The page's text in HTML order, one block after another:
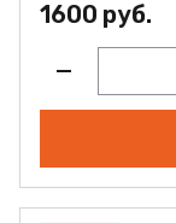
1600 руб.